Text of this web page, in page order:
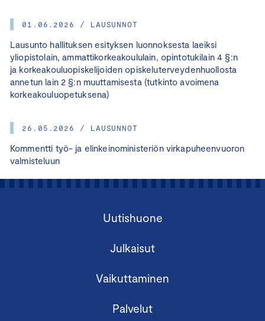
01.06.2026 / LAUSUNNOT
Lausunto hallituksen esityksen luonnoksesta laeiksi
yliopistolain, ammattikorkeakoululain, opintotukilain 4 §:n
ja korkeakouluopiskelijoiden opiskeluterveydenhuollosta
annetun lain 2 §:n muuttamisesta (tutkinto avoimena
korkeakouluopetuksena)
26.05.2026 / LAUSUNNOT
Kommentti työ- ja elinkeinoministeriön virkapuheenvuoron
valmisteluun
Uutishuone
Julkaisut
Vaikuttaminen
Palvelut